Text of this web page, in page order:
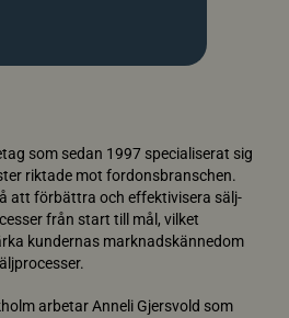
som sedan 1997 specialiserat sig
riktade mot fordonsbranschen.
att förbättra och effektivisera sälj-
från start till mål, vilket
kundernas marknadskännedom
arbetar Anneli Gjersvold som